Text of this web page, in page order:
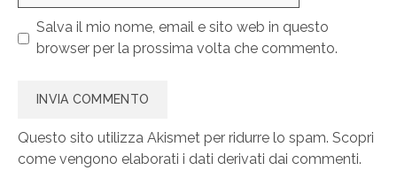
Salva il mio nome, email e sito web in questo
browser per la prossima volta che commento.
Questo sito utilizza Akismet per ridurre lo spam. Scopri
come vengono elaborati i dati derivati dai commenti.